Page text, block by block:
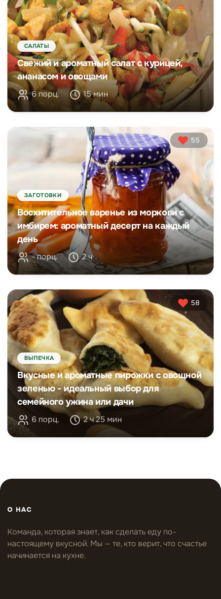
САЛАТЫ
Свежий и ароматный салат с курицей,
ананасом и овощами
6 порц. 15 мин
55
ЗАГОТОВКИ
Восхитительное варенье из моркови с
имбирем: ароматный десерт на каждый
день
- порц. 2 ч
58
ВЫПЕЧКА
Вкусные и ароматные пирожки с овощной
зеленью - идеальный выбор для
семейного ужина или дачи
6 порц. 2 ч 25 мин
О НАС
Команда, которая знает, как сделать еду по-
настоящему вкусной. Мы — те, кто верит, что счастье
начинается на кухне.